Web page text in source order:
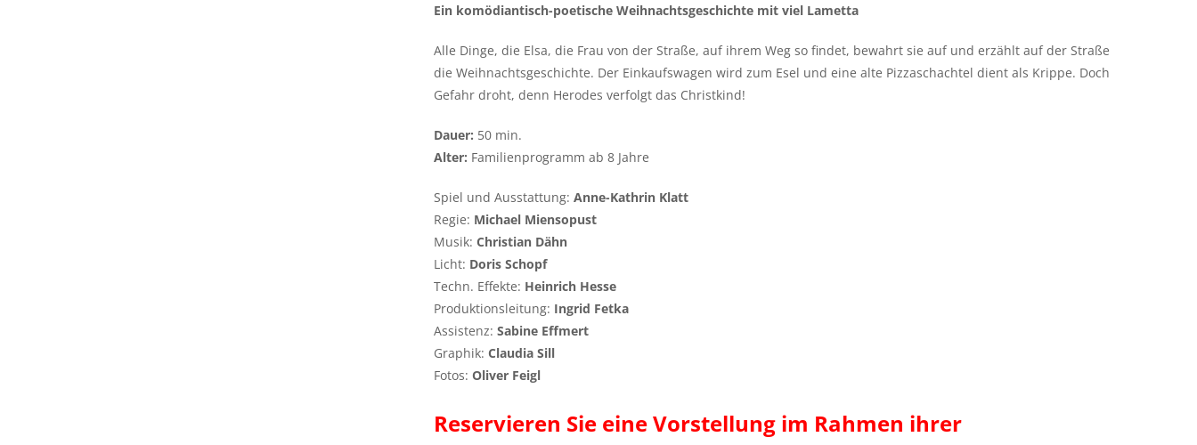
Ein komödiantisch-poetische Weihnachtsgeschichte mit viel Lametta
Alle Dinge, die Elsa, die Frau von der Straße, auf ihrem Weg so findet, bewahrt sie auf und erzählt auf der Straße
die Weihnachtsgeschichte. Der Einkaufswagen wird zum Esel und eine alte Pizzaschachtel dient als Krippe. Doch
Gefahr droht, denn Herodes verfolgt das Christkind!
Dauer: 50 min.
Alter: Familienprogramm ab 8 Jahre
Spiel und Ausstattung: Anne-Kathrin Klatt
Regie: Michael Miensopust
Musik: Christian Dähn
Licht: Doris Schopf
Techn. Effekte: Heinrich Hesse
Produktionsleitung: Ingrid Fetka
Assistenz: Sabine Effmert
Graphik: Claudia Sill
Fotos: Oliver Feigl
Reservieren Sie eine Vorstellung im Rahmen ihrer